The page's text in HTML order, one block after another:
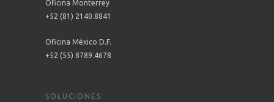
Oficina Monterrey
+52 (81) 2140.8841
Oficina México D.F.
+52 (55) 8789.4678
SOLUCIONES